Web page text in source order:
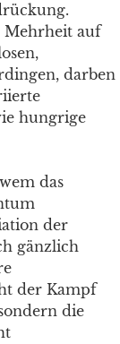
Mehrheit auf
darben
hungrige
das
der
gänzlich
der Kampf
die